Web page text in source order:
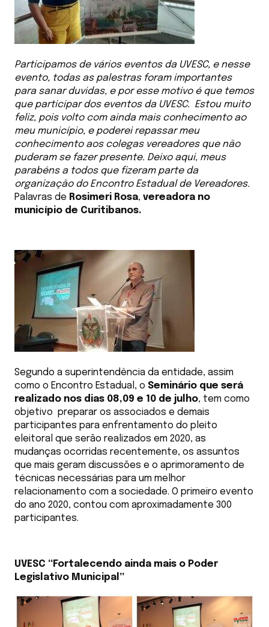
Participamos de vários eventos da UVESC, e nesse
evento, todas as palestras foram importantes
para sanar duvidas, e por esse motivo é que temos
que participar dos eventos da UVESC. Estou muito
feliz, pois volto com ainda mais conhecimento ao
meu município, e poderei repassar meu
conhecimento aos colegas vereadores que não
puderam se fazer presente. Deixo aqui, meus
parabéns a todos que fizeram parte da
organização do Encontro Estadual de Vereadores.
Palavras de Rosimeri Rosa, vereadora no
município de Curitibanos.
Segundo a superintendência da entidade, assim
como o Encontro Estadual, o Seminário que será
realizado nos dias 08,09 e 10 de julho, tem como
objetivo preparar os associados e demais
participantes para enfrentamento do pleito
eleitoral que serão realizados em 2020, as
mudanças ocorridas recentemente, os assuntos
que mais geram discussões e o aprimoramento de
técnicas necessárias para um melhor
relacionamento com a sociedade. O primeiro evento
do ano 2020, contou com aproximadamente 300
participantes.
UVESC “Fortalecendo ainda mais o Poder
Legislativo Municipal”